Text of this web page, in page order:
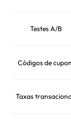
Testes A/B
Códigos de
Taxas